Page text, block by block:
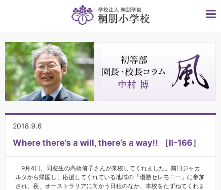
2018.9.6
Where there’s a will, there’s a way!! ［Ⅱ-166］
9月4日、同窓生の高橋侑子さんが来校してくれました。前日ジャカ
ルタから帰国し、応援してくれている地域の「優勝セレモニー」に参加
され、夜、オーストラリアに向かう日程のなか、本校をたずねてくれま